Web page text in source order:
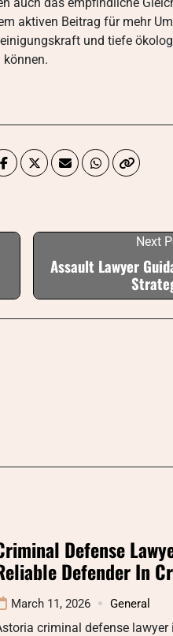
aktiven Beitrag für mehr
und tiefe
Next
Assault Lawyer
Defense
Defender In
March 11, 2026 General
criminal defense lawyer